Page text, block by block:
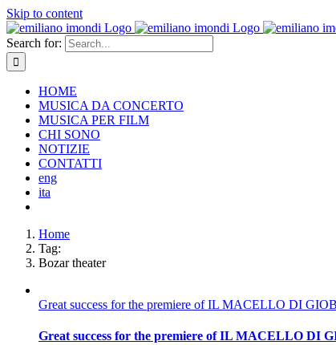
Skip to content
Search for:
HOME
MUSICA DA CONCERTO
MUSICA PER FILM
CHI SONO
NOTIZIE
CONTATTI
eng
ita
Home
Tag:
Bozar theater
Great success for the premiere of IL MACELLO DI
Great success for the premiere of IL MACELLO DI